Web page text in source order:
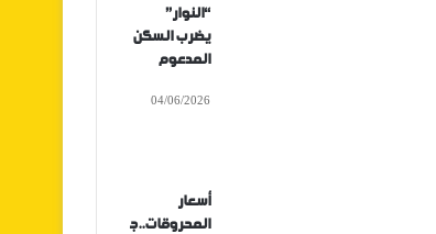
“النوار”
يضرب السكن
المدعوم
04/06/2026
أسعار
المحروقات..ج